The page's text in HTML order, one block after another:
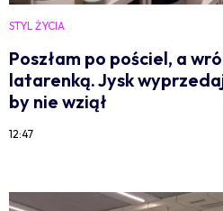
STYL ŻYCIA
Poszłam po pościel, a
latarenką. Jysk
by nie wziął
12:47